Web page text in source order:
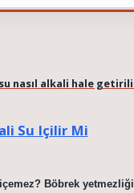
nasıl alkali hale
Su Içilir Mi
Böbrek